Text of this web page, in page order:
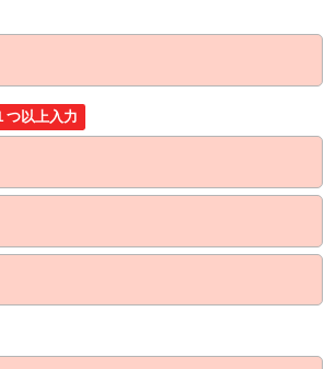
つ以上入力